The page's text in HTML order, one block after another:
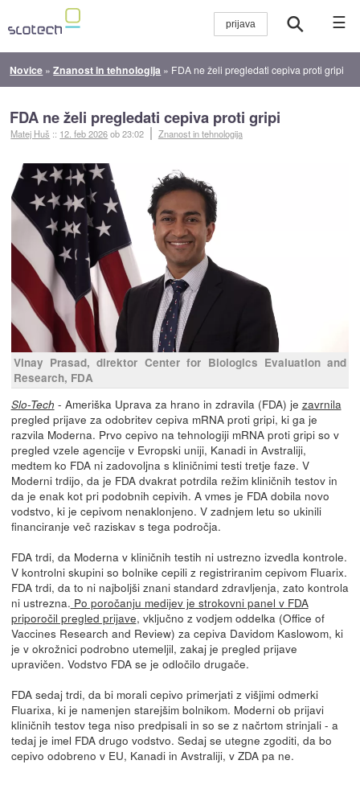
☰
Novice »Znanost in tehnologija » FDA ne želi pregledati cepiva proti gripi
FDA ne želi pregledati cepiva proti gripi
Matej Huš :: 12. feb 2026ob 23:02 Znanost in tehnologija
Vinay Prasad, direktor Center for Biologics Evaluation and
Research, FDA
Slo-Tech - Ameriška Uprava za hrano in zdravila (FDA) je zavrnila
pregled prijave za odobritev cepiva mRNA proti gripi, ki ga je
razvila Moderna. Prvo cepivo na tehnologiji mRNA proti gripi so v
pregled vzele agencije v Evropski uniji, Kanadi in Avstraliji,
medtem ko FDA ni zadovoljna s kliničnimi testi tretje faze. V
Moderni trdijo, da je FDA dvakrat potrdila režim kliničnih testov in
da je enak kot pri podobnih cepivih. A vmes je FDA dobila novo
vodstvo, ki je cepivom nenaklonjeno. V zadnjem letu so ukinili
financiranje več raziskav s tega področja.
FDA trdi, da Moderna v kliničnih testih ni ustrezno izvedla kontrole.
V kontrolni skupini so bolnike cepili z registriranim cepivom Fluarix.
FDA trdi, da to ni najboljši znani standard zdravljenja, zato kontrola
ni ustrezna. Po poročanju medijev je strokovni panel v FDA
priporočil pregled prijave, vključno z vodjem oddelka (Office of
Vaccines Research and Review) za cepiva Davidom Kaslowom, ki
je v okrožnici podrobno utemeljil, zakaj je pregled prijave
upravičen. Vodstvo FDA se je odločilo drugače.
FDA sedaj trdi, da bi morali cepivo primerjati z višjimi odmerki
Fluarixa, ki je namenjen starejšim bolnikom. Moderni ob prijavi
kliničnih testov tega niso predpisali in so se z načrtom strinjali - a
tedaj je imel FDA drugo vodstvo. Sedaj se utegne zgoditi, da bo
cepivo odobreno v EU, Kanadi in Avstraliji, v ZDA pa ne.